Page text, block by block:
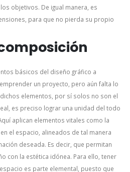
objetivos. De igual manera, es
para que no pierda su propio
básicos del diseño gráfico a
un proyecto, pero aún falta lo
elementos, por sí solos no son el
es preciso lograr una unidad del todo
aplican elementos vitales como la
el espacio, alineados de tal manera
deseada. Es decir, que permitan
con la estética idónea. Para ello, tener
es parte elemental, puesto que